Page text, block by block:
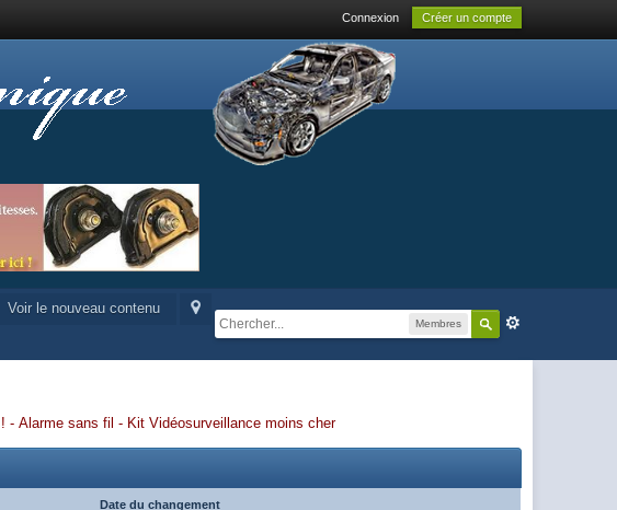
Connexion Créer un compte
Membres
Voir le nouveau contenu
! - Alarme sans fil- Kit Vidéosurveillance moins cher
Date du changement